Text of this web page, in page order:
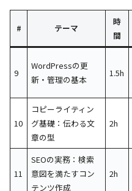
# テーマ
時
間
9
WordPressの更
新・管理の基本
1.5h
10
コピーライティン
グ基礎：伝わる文
章の型
2h
11
SEOの実務：検索
意図を満たすコン
テンツ作成
2h